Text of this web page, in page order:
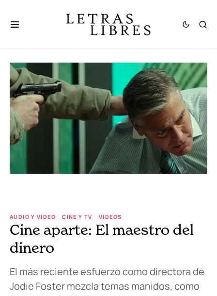
AUDIO Y VIDEO CINE Y TV VIDEOS
Cine aparte: El maestro del
dinero
El más reciente esfuerzo como directora de
Jodie Foster mezcla temas manidos, como